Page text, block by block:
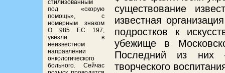
стилизованным
под «скорую
помощь», с
номерным знаком
О 985 ЕС 197,
увезли в
неизвестном
направлении
онкологического
больного. Сейчас
существование
известная
подростков к
убежище в
Последний из них
творческого